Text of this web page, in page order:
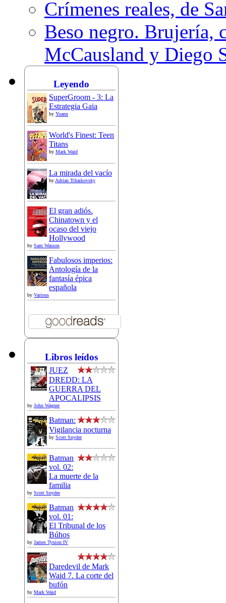
Crímenes reales, de
Beso negro. Brujería,
McCausland y Diego
Leyendo
SuperGroom - 3: La
Estrategia Gaia
by Yoann
World's Finest: Teen
Titans
by Mark Waid
La mirada del vacío
byAdrian Tchaikovsky
El gran adiós.
Chinatown y el
ocaso del viejo
Hollywood
by Sam Wasson
Fabulosos imperios:
Antología de la
fantasía épica
española
by Various
Libros leídos
JUEZ
DREDD: LA
GUERRA DEL
APOCALIPSIS
by John Wagner
Batman:
Vigilancia nocturna
by Scott Snyder
Batman
vol. 02:
La muerte de la
familia
by Scott Snyder
Batman
vol. 01:
El Tribunal de los
Búhos
by James Tynion IV
Daredevil de Mark
Waid 7. La corte del
bufón
by Mark Waid